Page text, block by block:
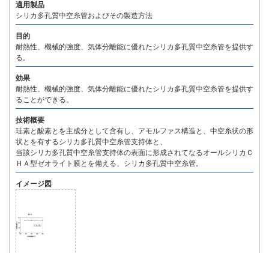
適用製品
シリカ多孔質中空糸管およびその製造方法
目的
耐熱性、機械的強度、気体分離能に優れたシリカ多孔質中空糸管を提供す
る。
効果
耐熱性、機械的強度、気体分離能に優れたシリカ多孔質中空糸管を提供す
ることができる。
技術概要
珪素と酸素とを主成分として含有し、アモルファス構造と、中空糸状の形
状とを有するシリカ多孔質中空糸管支持体と、
当該シリカ多孔質中空糸管支持体の表面に形成されてなるオールシリカＣ
ＨＡ型ゼオライト膜とを備える、シリカ多孔質中空糸管。
イメージ図